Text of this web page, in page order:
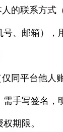
的联系方式
、邮箱），
同平台他人
需手写签名，
期限。